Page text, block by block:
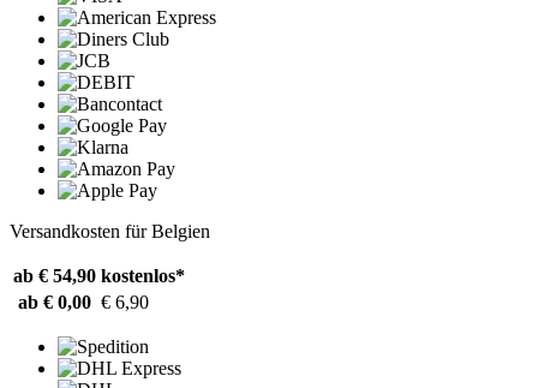
Versandkosten für Belgien
ab € 54,90 kostenlos*
ab € 0,00 € 6,90